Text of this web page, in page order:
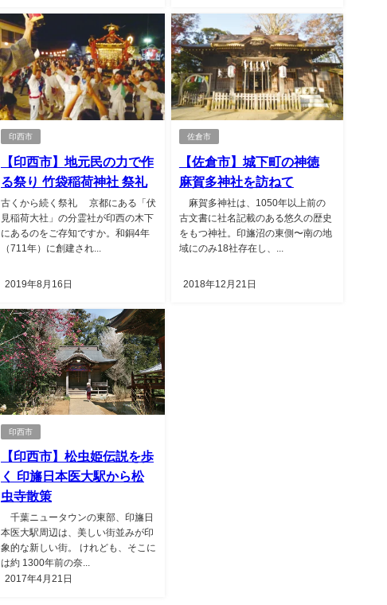
印西市
【印西市】地元民の力で作
る祭り 竹袋稲荷神社 祭礼
古くから続く祭礼 京都にある「伏
見稲荷大社」の分霊社が印西の木下
にあるのをご存知ですか。和銅4年
（711年）に創建され...
2019年8月16日
佐倉市
【佐倉市】城下町の神徳
麻賀多神社を訪ねて
麻賀多神社は、1050年以上前の
古文書に社名記載のある悠久の歴史
をもつ神社。印旛沼の東側〜南の地
域にのみ18社存在し、...
2018年12月21日
印西市
【印西市】松虫姫伝説を歩
く 印旛日本医大駅から松
虫寺散策
千葉ニュータウンの東部、印旛日
本医大駅周辺は、美しい街並みが印
象的な新しい街。 けれども、そこに
は約 1300年前の奈...
2017年4月21日